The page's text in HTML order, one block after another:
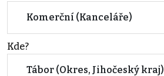
Komerční (Kanceláře)
Kde?
Tábor (Okres, Jihočeský kraj)